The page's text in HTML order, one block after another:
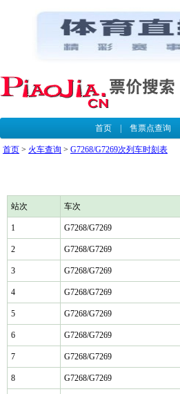
首页| 售票点查询
首页 > 火车查询 > G7268/G7269次列车时刻表
站次 车次
1 G7268/G7269
2 G7268/G7269
3 G7268/G7269
4 G7268/G7269
5 G7268/G7269
6 G7268/G7269
7 G7268/G7269
8 G7268/G7269